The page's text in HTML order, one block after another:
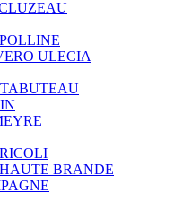
ULECIA
BRANDE